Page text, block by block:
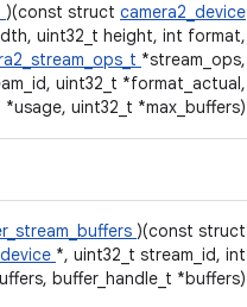
)(const struct camera2_device
uint32_t height, int format,
*stream_ops,
uint32_t *format_actual,
*usage, uint32_t *max_buffers)
)(const struct
*, uint32_t stream_id, int
buffer_handle_t *buffers)